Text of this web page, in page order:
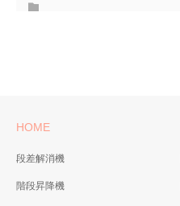
HOME
段差解消機
階段昇降機